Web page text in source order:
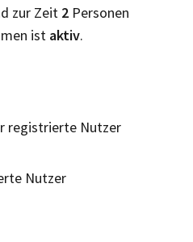
zur Zeit 2 Personen
ist aktiv.
registrierte Nutzer
Nutzer